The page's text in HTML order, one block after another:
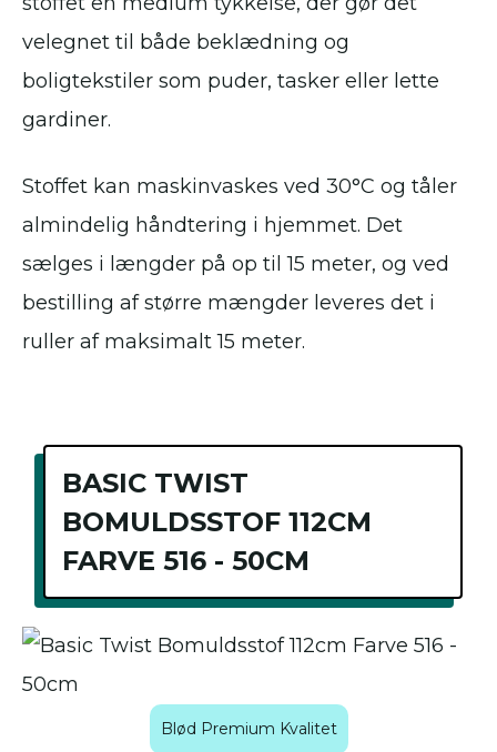
velegnet til både beklædning og
boligtekstiler som puder, tasker eller lette
gardiner.
Stoffet kan maskinvaskes ved 30°C og tåler
almindelig håndtering i hjemmet. Det
sælges i længder på op til 15 meter, og ved
bestilling af større mængder leveres det i
ruller af maksimalt 15 meter.
Blød Premium Kvalitet
BASIC TWIST
BOMULDSSTOF 112CM
FARVE 516 - 50CM